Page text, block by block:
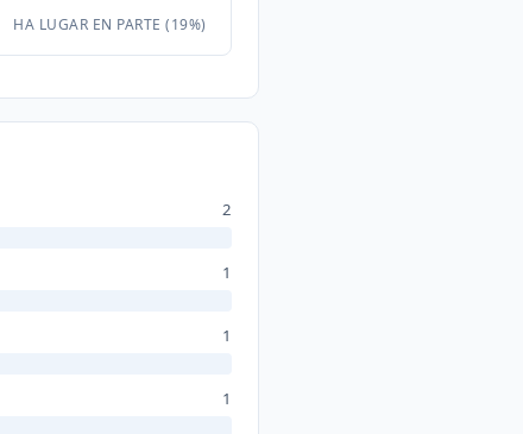
HA LUGAR EN PARTE (19%)
2
1
1
1